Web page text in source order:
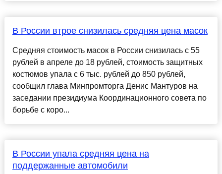
В России втрое снизилась средняя цена масок
Средняя стоимость масок в России снизилась с 55
рублей в апреле до 18 рублей, стоимость защитных
костюмов упала с 6 тыс. рублей до 850 рублей,
сообщил глава Минпромторга Денис Мантуров на
заседании президиума Координационного совета по
борьбе с коро...
В России упала средняя цена на
поддержанные автомобили